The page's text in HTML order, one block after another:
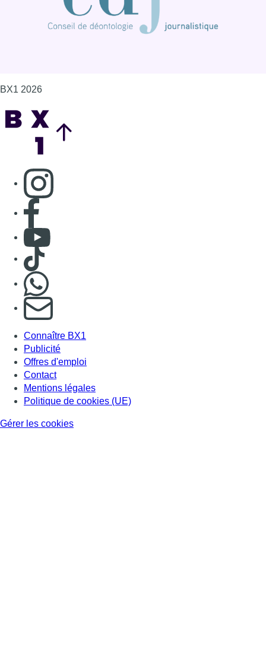
BX1 2026
Consulter page Instagram
Consulter page Facebook
Consulter Youtube
Consulter TikTok
S'abonner à notre newsletter
Connaître BX1
Publicité
Offres d'emploi
Contact
Mentions légales
Politique de cookies (UE)
Gérer les cookies